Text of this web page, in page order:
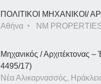
ΠΟΛΙΤΙΚΟΙ ΜΗΧΑΝΙΚΟΙ/
Αθήνα
NM
Μηχανικός / Αρχιτέκτονας
4495/17)
Νέα Αλικαρνασσός,